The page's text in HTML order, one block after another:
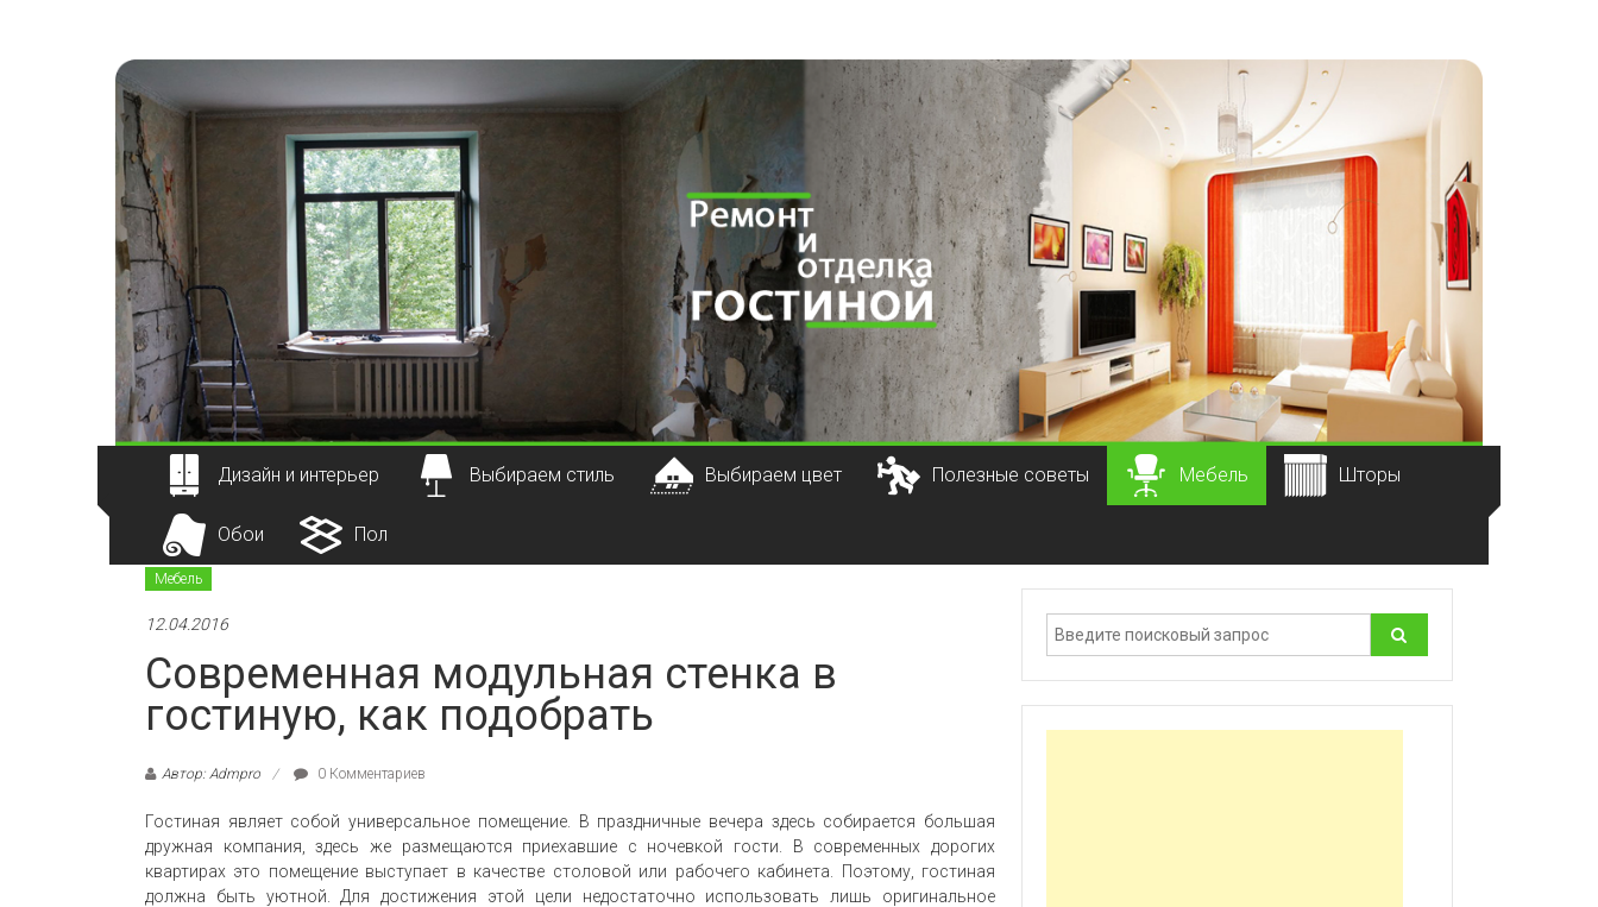
Дизайн и интерьер Выбираем стиль Выбираем цвет Полезные советы Мебель Шторы
Обои Пол
Мебель
12.04.2016
Современная модульная стенка в
гостиную, как подобрать
Автор: Admpro 0 Комментариев
Гостиная являет собой универсальное помещение. В праздничные вечера здесь собирается большая
дружная компания, здесь же размещаются приехавшие с ночевкой гости. В современных дорогих
квартирах это помещение выступает в качестве столовой или рабочего кабинета. Поэтому, гостиная
должна быть уютной. Для достижения этой цели недостаточно использовать лишь оригинальное